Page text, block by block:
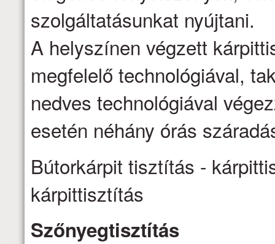
szolgáltatásunkat nyújtani.
A helyszínen végzett
megfelelő technológiával,
nedves technológiával
esetén néhány órás
Bútorkárpit tisztítás -
kárpittisztítás
Szőnyegtisztítás